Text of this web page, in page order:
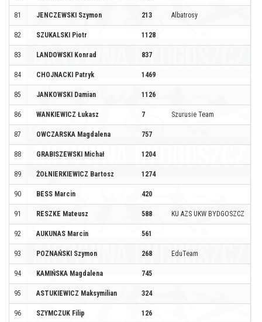
81 JENCZEWSKI Szymon 213 Albatrosy
82 SZUKALSKI Piotr 1128
83 LANDOWSKI Konrad 837
84 CHOJNACKI Patryk 1469
85 JANKOWSKI Damian 1126
86 WANKIEWICZ Łukasz 7 Szurusie Team
87 OWCZARSKA Magdalena 757
88 GRABISZEWSKI Michał 1204
89 ŻOŁNIERKIEWICZ Bartosz 1274
90 BESS Marcin 420
91 RESZKE Mateusz 588 KU AZS UKW BYDGOSZCZ
92 AUKUNAS Marcin 561
93 POZNAŃSKI Szymon 268 EduTeam
94 KAMIŃSKA Magdalena 745
95 ASTUKIEWICZ Maksymilian 324
96 SZYMCZUK Filip 126